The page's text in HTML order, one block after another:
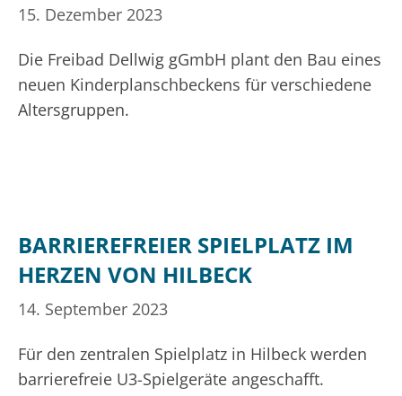
15. Dezember 2023
Die Freibad Dellwig gGmbH plant den Bau eines
neuen Kinderplanschbeckens für verschiedene
Altersgruppen.
BARRIEREFREIER SPIELPLATZ IM
HERZEN VON HILBECK
14. September 2023
Für den zentralen Spielplatz in Hilbeck werden
barrierefreie U3-Spielgeräte angeschafft.